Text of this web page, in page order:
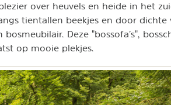
over heuvels en heide in het
tientallen beekjes en door
Deze "bossofa’s",
op mooie plekjes.